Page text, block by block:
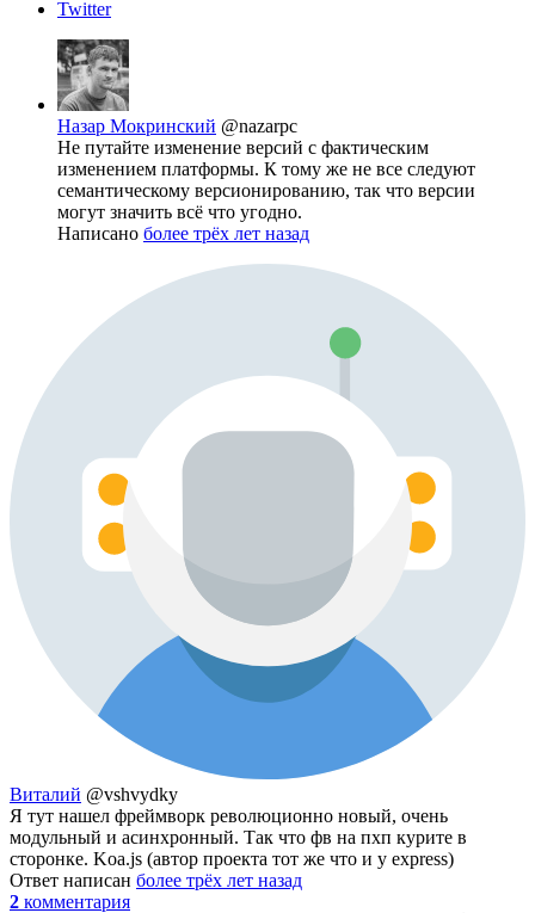
Twitter
Назар Мокринский @nazarpc
Не путайте изменение версий с фактическим
изменением платформы. К тому же не все следуют
семантическому версионированию, так что версии
могут значить всё что угодно.
Написано более трёх лет назад
Виталий @vshvydky
Я тут нашел фреймворк революционно новый, очень
модульный и асинхронный. Так что фв на пхп курите в
сторонке. Koa.js (автор проекта тот же что и у express)
Ответ написан более трёх лет назад
2 комментария